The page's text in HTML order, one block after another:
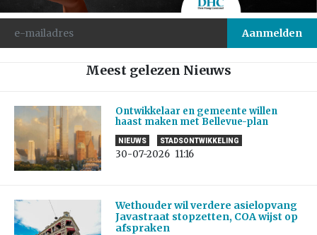
Meest gelezen Nieuws
Ontwikkelaar en gemeente willen
haast maken met Bellevue-plan
NIEUWS STADSONTWIKKELING
30-07-2026 11:16
Wethouder wil verdere asielopvang
Javastraat stopzetten, COA wijst op
afspraken